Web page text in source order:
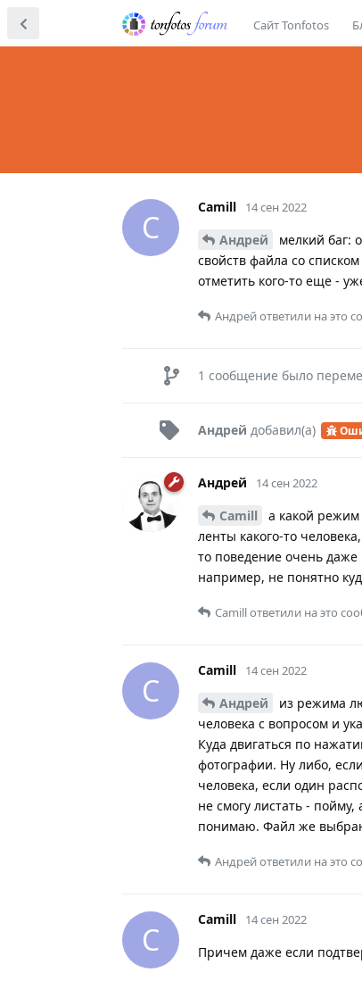
Сайт Tonfotos
C
Camill 14 сен 2022
Андрей
мелкий баг:
свойств файла со
отметить кого-то еще -
Андрейответили на это
1 сообщение было
Андрей добавил(а)
Андрей 14 сен 2022
Camill
а какой
ленты какого-то
то поведение очень
например, не понятно
Camillответили на это
C
Camill 14 сен 2022
Андрей
из режима
человека с вопросом и
Куда двигаться по
фотографии. Ну либо,
человека, если один
не смогу листать -
понимаю. Файл же
Андрейответили на это
C
Camill 14 сен 2022
Причем даже если